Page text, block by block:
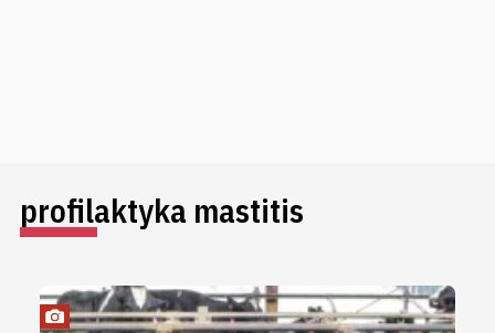
profilaktyka mastitis